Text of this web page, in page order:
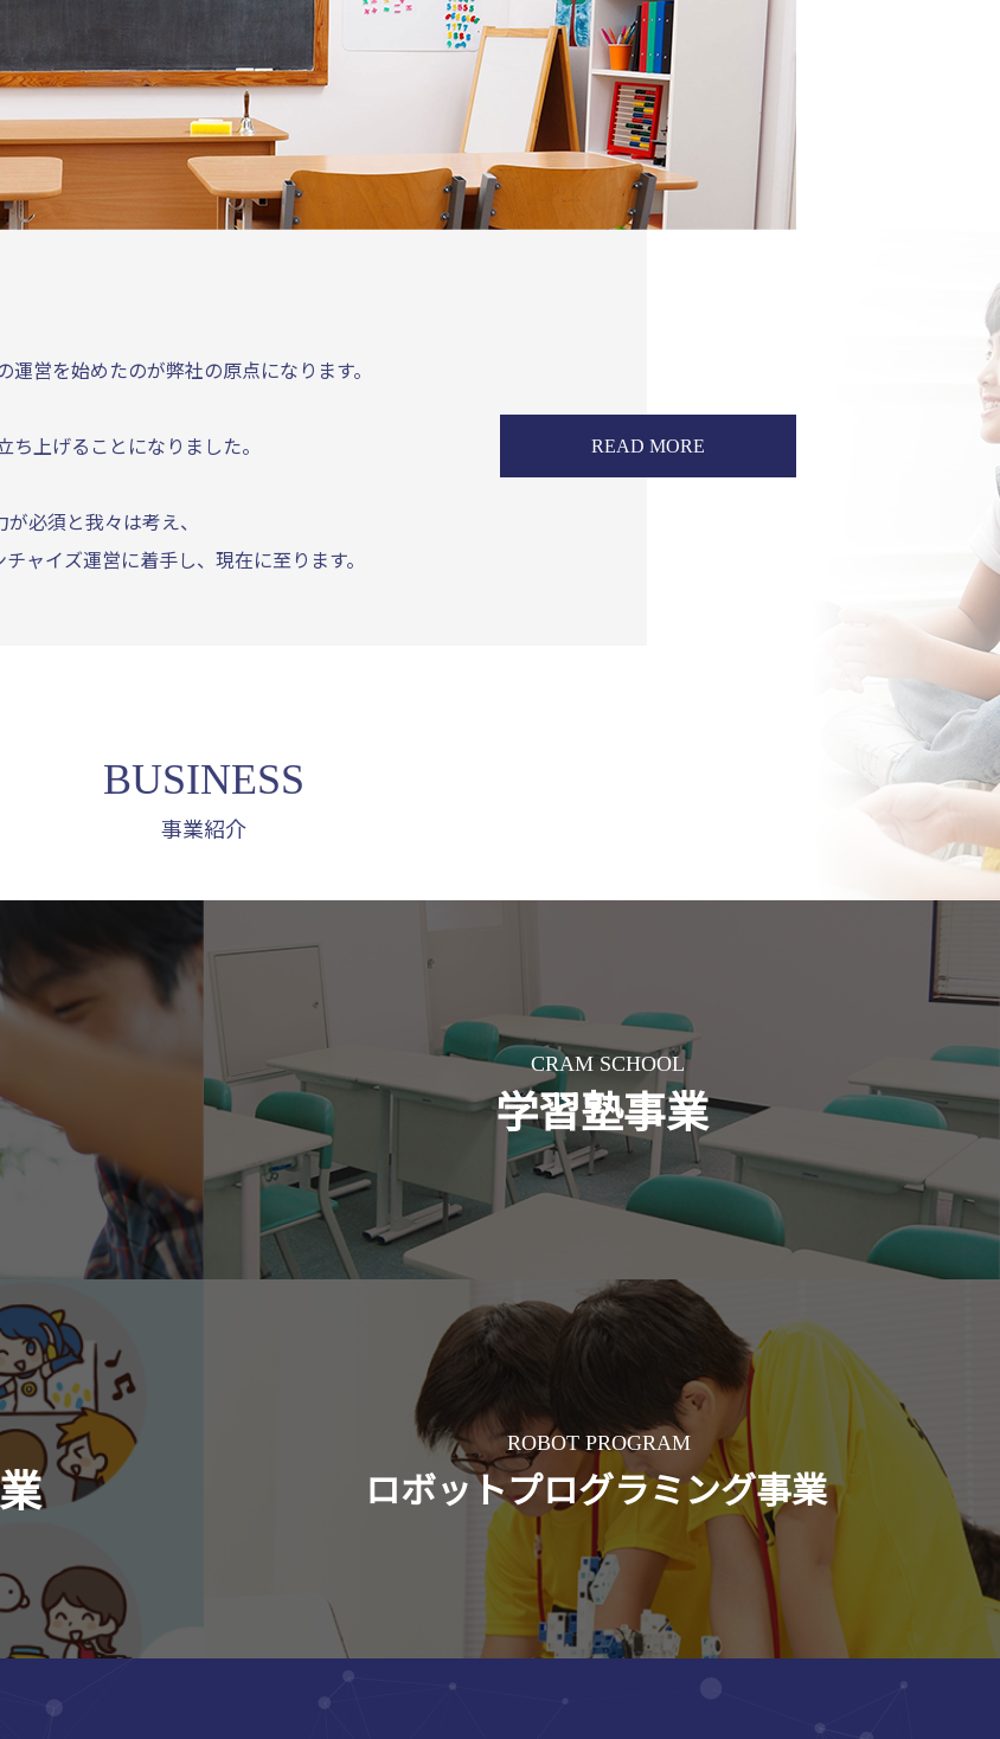
営を始めたのが弊社の原点になります。
上げることになりました。
必須と我々は考え、
ャイズ運営に着手し、現在に至ります。
READ MORE
BUSINESS
事業紹介